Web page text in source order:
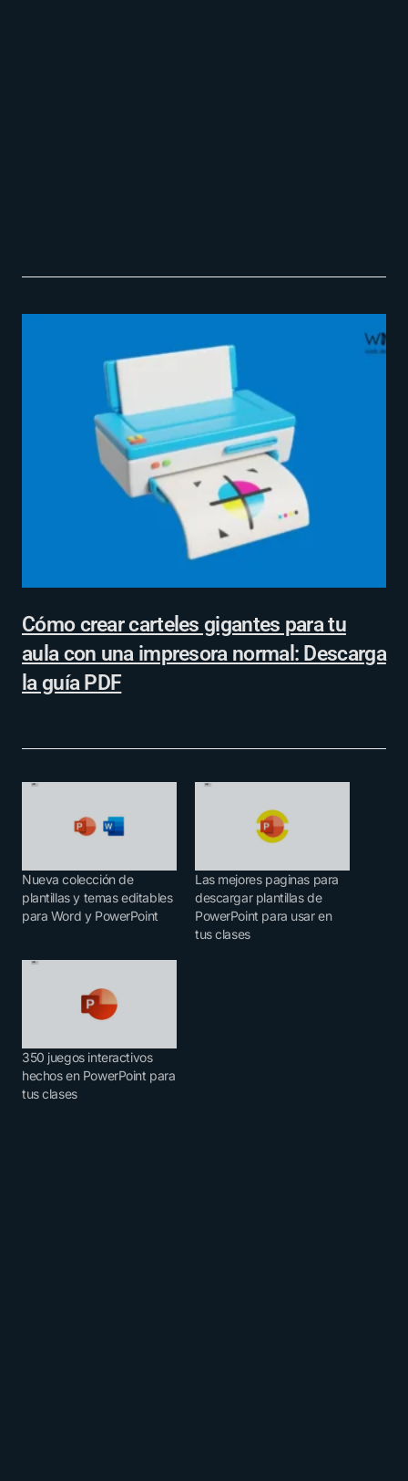
Cómo crear carteles gigantes para tu
aula con una impresora normal: Descarga
la guía PDF
Nueva colección de
plantillas y temas editables
para Word y PowerPoint
Las mejores paginas para
descargar plantillas de
PowerPoint para usar en
tus clases
350 juegos interactivos
hechos en PowerPoint para
tus clases